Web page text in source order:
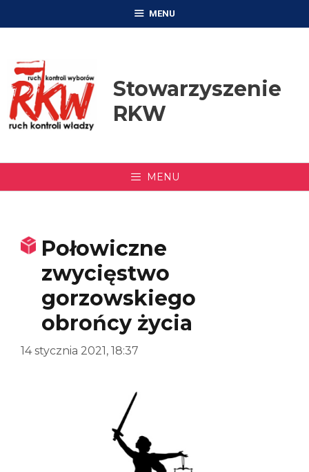
MENU
Stowarzyszenie
RKW
MENU
Połowiczne
zwycięstwo
gorzowskiego
obrońcy życia
14 stycznia 2021, 18:37